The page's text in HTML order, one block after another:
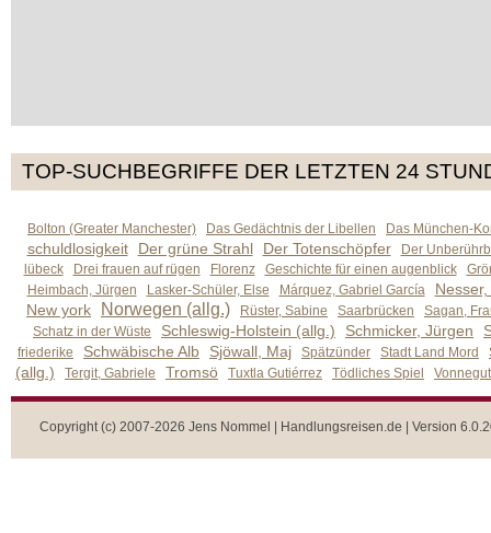
TOP-SUCHBEGRIFFE DER LETZTEN 24
Bolton (Greater Manchester) Das Gedächtnis der Libellen Das München-
schuldlosigkeit Der grüne Strahl Der Totenschöpfer
Der
lübeck
Drei frauen auf rügen Florenz Geschichte für einen augenblick
Heimbach, Jürgen
Lasker-Schüler, Else Márquez, Gabriel García
New york
Norwegen (allg.) Rüster, Sabine Saarbrücken
Sagan,
Schatz in der Wüste
Schleswig-Holstein (allg.) Schmicker, Jürgen
friederike Schwäbische Alb Sjöwall, Maj Spätzünder Stadt Land Mord
(allg.) Tergit, Gabriele Tromsö Tuxtla Gutiérrez Tödliches Spiel
Copyright (c) 2007-2026 Jens Nommel | Handlungsreisen.de | Version